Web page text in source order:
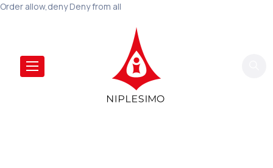
Order allow,deny Deny from all